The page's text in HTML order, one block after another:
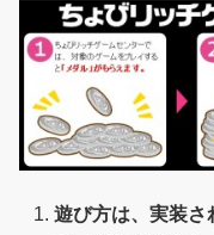
遊び方は、実装さ